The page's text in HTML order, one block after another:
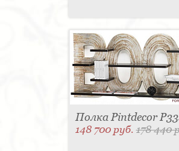
Полка Pintdecor
148 700 руб.178 440